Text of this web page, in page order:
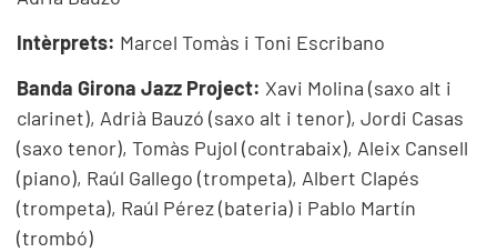
Intèrprets: Marcel Tomàs i Toni Escribano
Banda Girona Jazz Project: Xavi Molina (saxo alt i
clarinet), Adrià Bauzó (saxo alt i tenor), Jordi Casas
(saxo tenor), Tomàs Pujol (contrabaix), Aleix Cansell
(piano), Raúl Gallego (trompeta), Albert Clapés
(trompeta), Raúl Pérez (bateria) i Pablo Martín
(trombó)